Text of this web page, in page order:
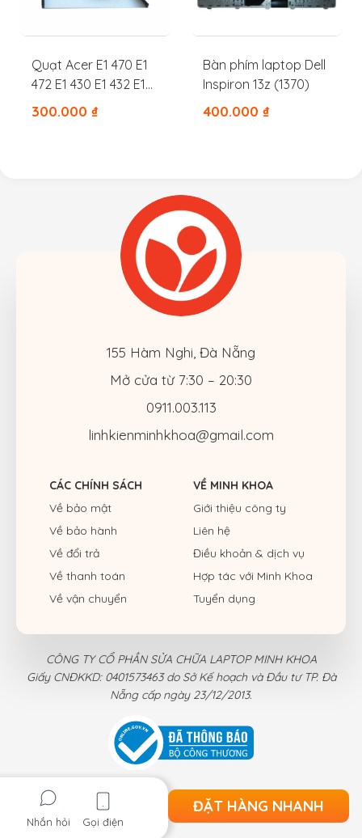
Quạt Acer E1 470 E1
472 E1 430 E1 432 E1
442
300.000 ₫
Bàn phím laptop Dell
Inspiron 13z (1370)
400.000 ₫
Nhắn hỏi Gọi điện
ĐẶT HÀNG NHANH
CÁC CHÍNH SÁCH
Về bảo mật
Về bảo hành
Về đổi trả
Về thanh toán
Về vận chuyển
155 Hàm Nghi, Đà Nẵng
Mở cửa từ 7:30 – 20:30
0911.003.113
linhkienminhkhoa@gmail.com
VỀ MINH KHOA
Giới thiệu công ty
Liên hệ
Điều khoản & dịch vụ
Hợp tác với Minh Khoa
Tuyển dụng
CÔNG TY CỔ PHẦN SỬA CHỮA LAPTOP MINH KHOA
Giấy CNĐKKD: 0401573463 do Sở Kế hoạch và Đầu tư TP. Đà
Nẵng cấp ngày 23/12/2013.